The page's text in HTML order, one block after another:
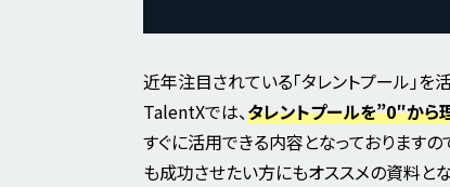
近年注目されている「タレントプール」を
TalentXでは、タレントプールを”0″から
すぐに活用できる内容となっております
も成功させたい方にもオススメの資料とな